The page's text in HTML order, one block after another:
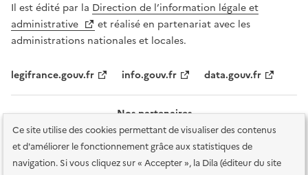
Ce site utilise des cookies permettant de visualiser des contenus
et d'améliorer le fonctionnement grâce aux statistiques de
navigation. Si vous cliquez sur « Accepter », la Dila (éditeur du site
Il est édité par la Direction de l’information légale et
administrative
et réalisé en partenariat avec les
administrations nationales et locales.
legifrance.gouv.fr info.gouv.fr data.gouv.fr
Nos partenaires